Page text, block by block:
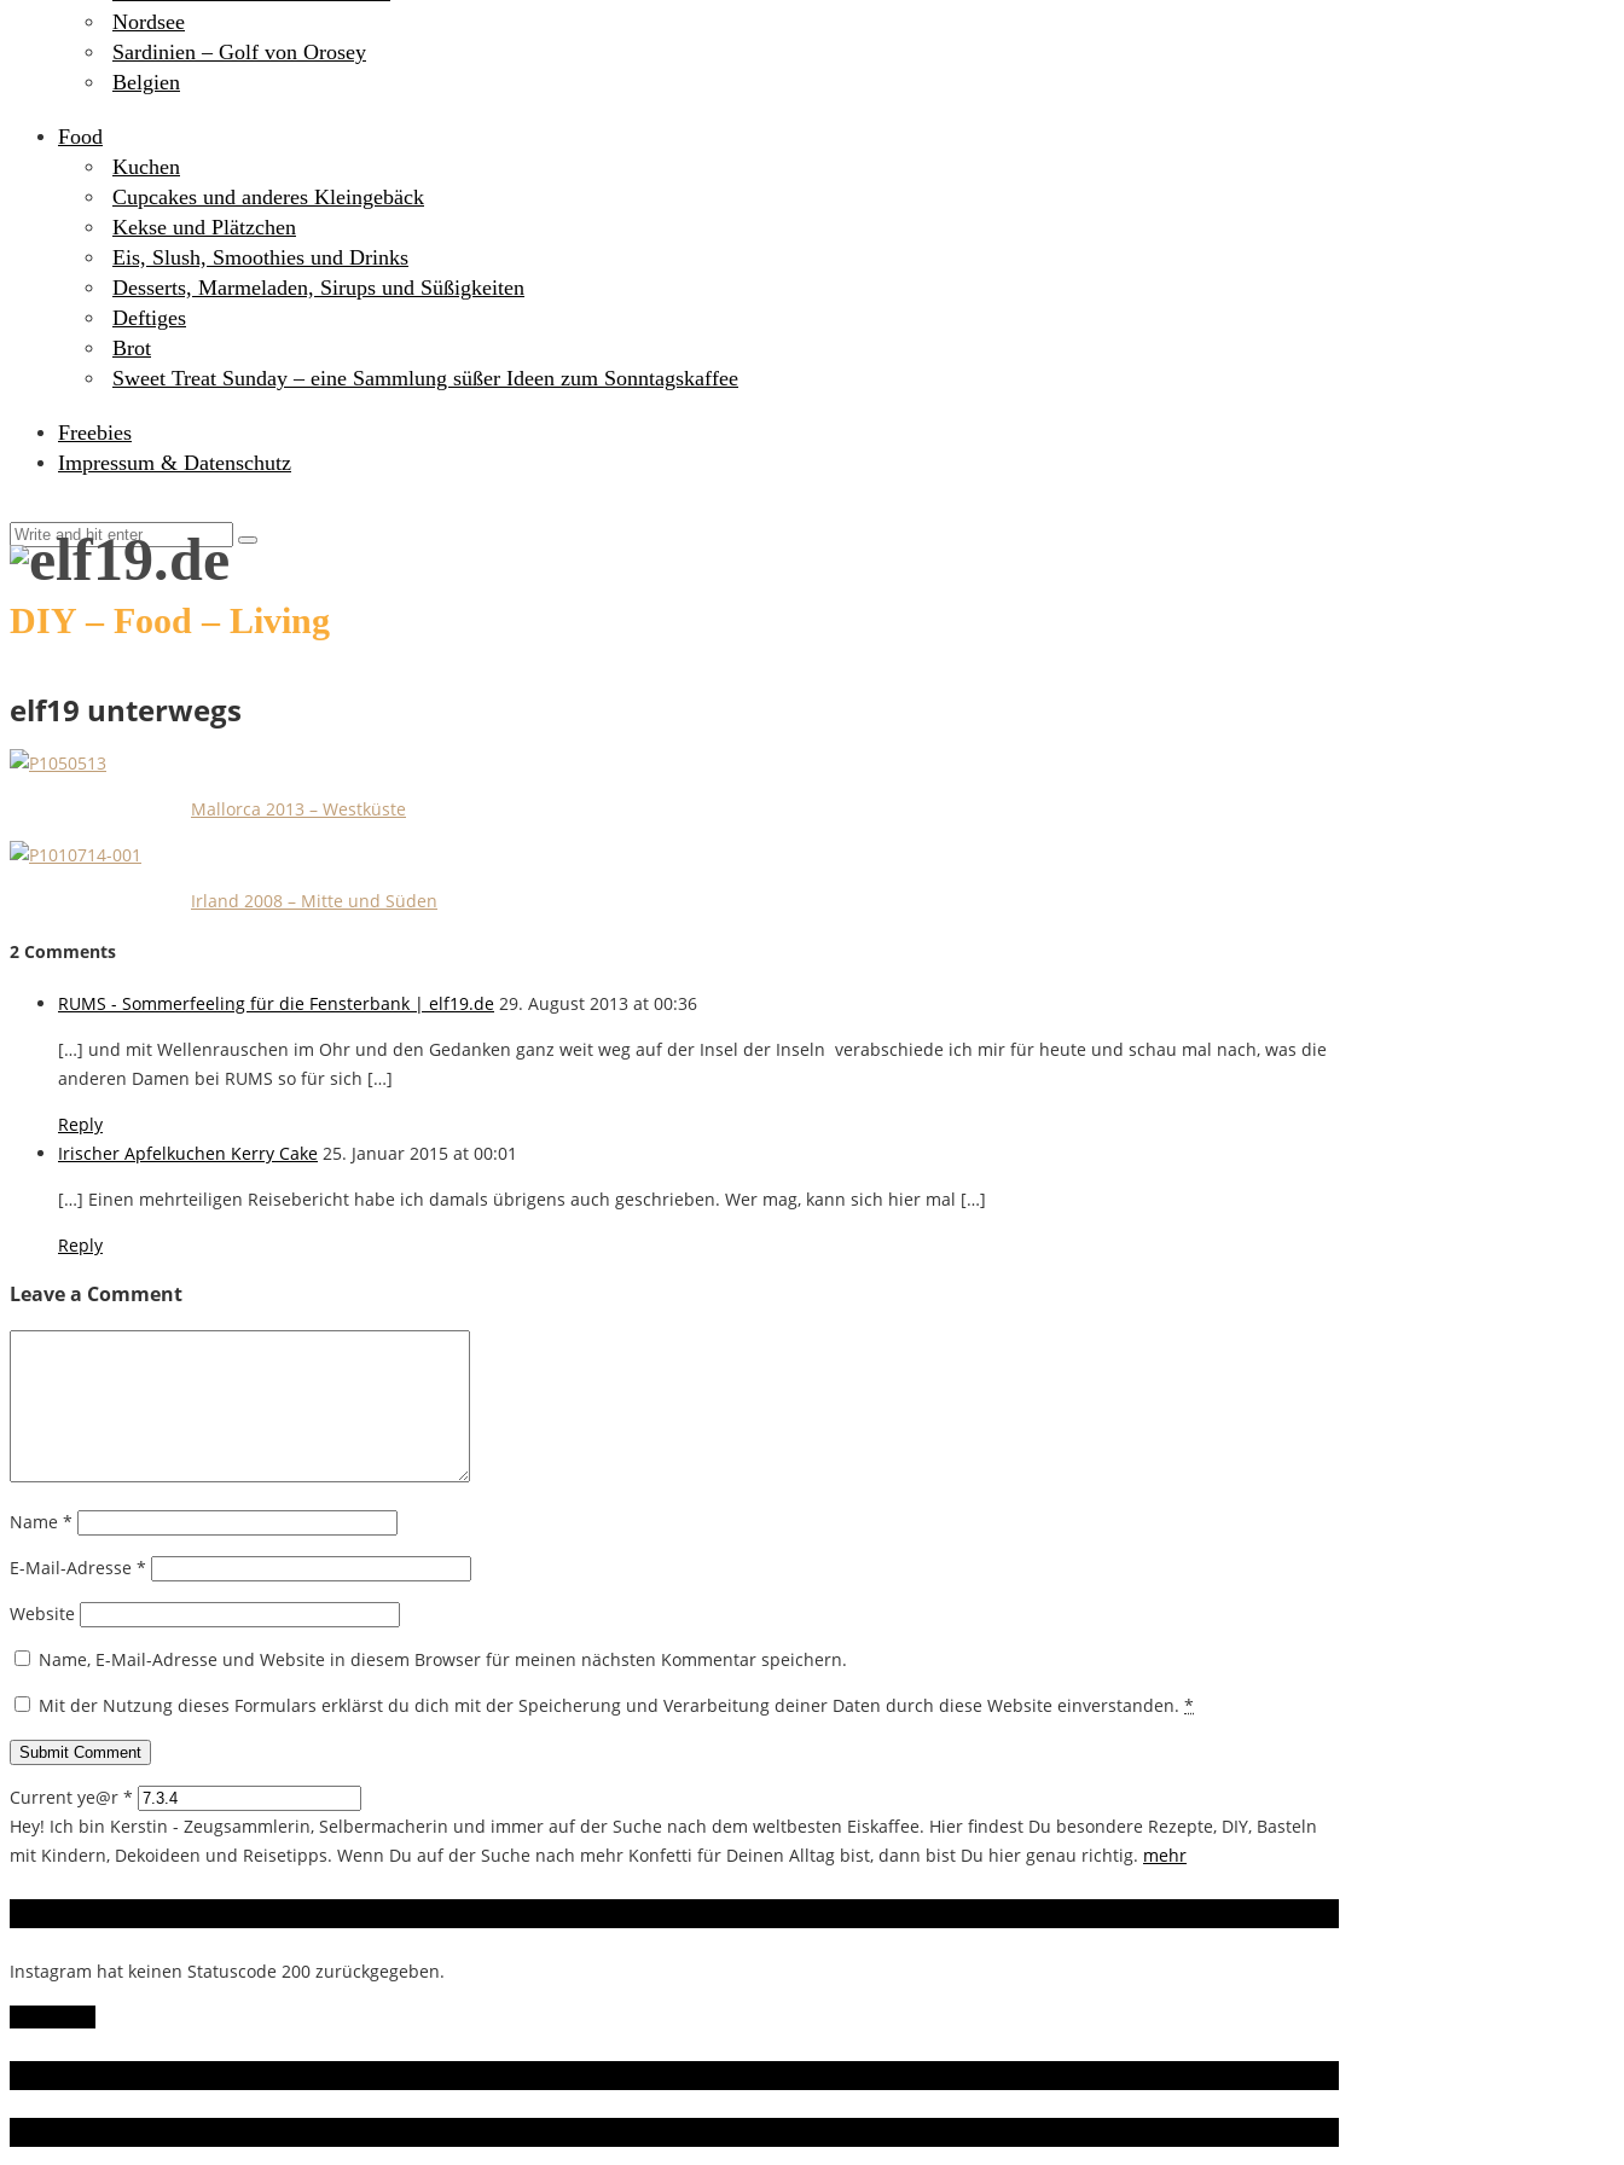
Nordsee
Sardinien – Golf von Orosey
Belgien
Food
Kuchen
Cupcakes und anderes Kleingebäck
Kekse und Plätzchen
Eis, Slush, Smoothies und Drinks
Desserts, Marmeladen, Sirups und Süßigkeiten
Deftiges
Brot
Sweet Treat Sunday – eine Sammlung süßer Ideen zum Sonntagskaffee
Freebies
Impressum & Datenschutz
DIY – Food – Living
elf19 unterwegs
Mallorca 2013 – Westküste
Irland 2008 – Mitte und Süden
2 Comments
RUMS - Sommerfeeling für die Fensterbank | elf19.de 29. August 2013 at 00:36
[…] und mit Wellenrauschen im Ohr und den Gedanken ganz weit weg auf der Insel der Inseln verabschiede ich mir für heute und schau mal nach, was die
anderen Damen bei RUMS so für sich […]
Reply
Irischer Apfelkuchen Kerry Cake 25. Januar 2015 at 00:01
[…] Einen mehrteiligen Reisebericht habe ich damals übrigens auch geschrieben. Wer mag, kann sich hier mal […]
Reply
Leave a Comment
Name *
E-Mail-Adresse *
Website
Name, E-Mail-Adresse und Website in diesem Browser für meinen nächsten Kommentar speichern.
Mit der Nutzung dieses Formulars erklärst du dich mit der Speicherung und Verarbeitung deiner Daten durch diese Website einverstanden. *
Current ye@r *
Hey! Ich bin Kerstin - Zeugsammlerin, Selbermacherin und immer auf der Suche nach dem weltbesten Eiskaffee. Hier findest Du besondere Rezepte, DIY, Basteln
mit Kindern, Dekoideen und Reisetipps. Wenn Du auf der Suche nach mehr Konfetti für Deinen Alltag bist, dann bist Du hier genau richtig. mehr
Instagram hat keinen Statuscode 200 zurückgegeben.